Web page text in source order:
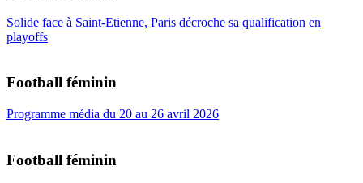
Solide face à Saint-Etienne, Paris décroche sa qualification en
playoffs
Football féminin
Programme média du 20 au 26 avril 2026
Football féminin